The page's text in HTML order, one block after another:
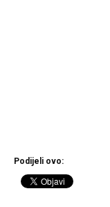
Podijeli ovo: